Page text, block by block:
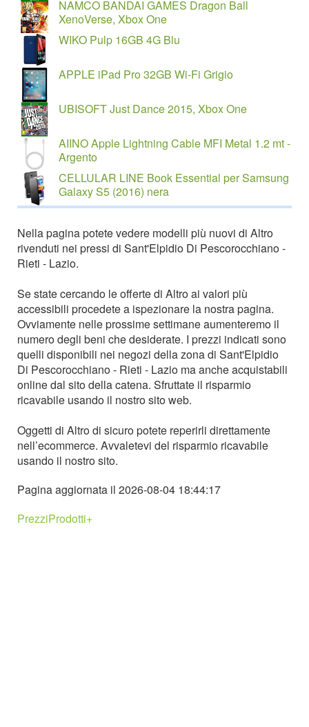
NAMCO BANDAI GAMES Dragon Ball
XenoVerse, Xbox One
WIKO Pulp 16GB 4G Blu
APPLE iPad Pro 32GB Wi-Fi Grigio
UBISOFT Just Dance 2015, Xbox One
AIINO Apple Lightning Cable MFI Metal 1.2 mt -
Argento
CELLULAR LINE Book Essential per Samsung
Galaxy S5 (2016) nera
Nella pagina potete vedere modelli più nuovi di Altro
rivenduti nei pressi di Sant'Elpidio Di Pescorocchiano -
Rieti - Lazio.
Se state cercando le offerte di Altro ai valori più
accessibili procedete a ispezionare la nostra pagina.
Ovviamente nelle prossime settimane aumenteremo il
numero degli beni che desiderate. I prezzi indicati sono
quelli disponibili nei negozi della zona di Sant'Elpidio
Di Pescorocchiano - Rieti - Lazio ma anche acquistabili
online dal sito della catena. Sfruttate il risparmio
ricavabile usando il nostro sito web.
Oggetti di Altro di sicuro potete reperirli direttamente
nell’ecommerce. Avvaletevi del risparmio ricavabile
usando il nostro sito.
Pagina aggiornata il 2026-08-04 18:44:17
PrezziProdotti+